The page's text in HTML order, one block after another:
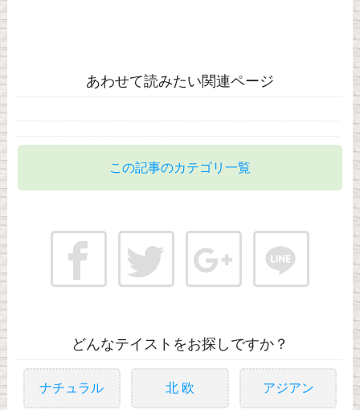
あわせて読みたい関連ページ
この記事のカテゴリ一覧
どんなテイストをお探しですか？
ナチュラル 北 欧 アジアン